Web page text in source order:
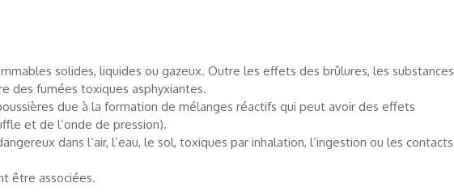
solides, liquides ou gazeux. Outre les effets des brûlures, les substances
des fumées toxiques asphyxiantes.
due à la formation de mélanges réactifs qui peut avoir des effets
et de l’onde de pression).
dans l’air, l’eau, le sol, toxiques par inhalation, l’ingestion ou les contacts
être associées.